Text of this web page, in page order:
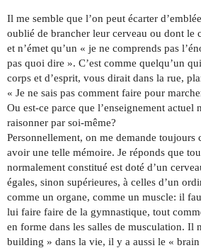
Il me semble que l’on peut écarter
oublié de brancher leur cerveau ou dont le
et n’émet qu’un « je ne comprends pas
pas quoi dire ». C’est comme quelqu’un
corps et d’esprit, vous dirait dans la rue,
« Je ne sais pas comment faire pour
Ou est-ce parce que l’enseignement actuel
raisonner par soi-même?
Personnellement, on me demande toujours
avoir une telle mémoire. Je réponds que
normalement constitué est doté d’un
égales, sinon supérieures, à celles d’un
comme un organe, comme un muscle: il
lui faire faire de la gymnastique, tout
en forme dans les salles de musculation. Il
building » dans la vie, il y a aussi le «